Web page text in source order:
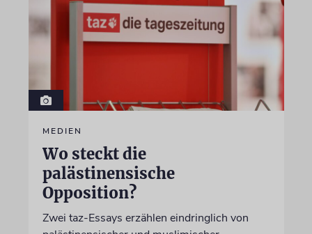
MEDIEN
Wo steckt die
palästinensische
Opposition?
Zwei taz-Essays erzählen eindringlich von